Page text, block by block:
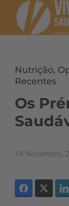
Nutrição,
Recentes
Os
14 Novembro,